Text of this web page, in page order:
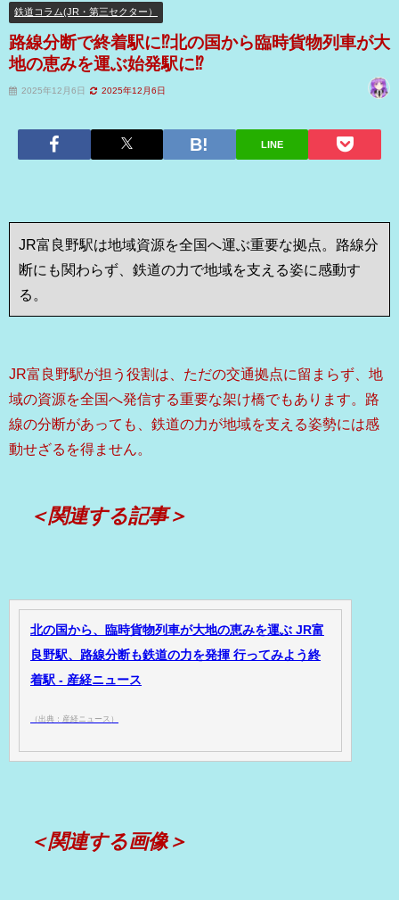
鉄道コラム(JR・第三セクター）
路線分断で終着駅に⁉北の国から臨時貨物列車が大
地の恵みを運ぶ始発駅に⁉
2025年12月6日 2025年12月6日
LINE
JR富良野駅は地域資源を全国へ運ぶ重要な拠点。路線分
断にも関わらず、鉄道の力で地域を支える姿に感動す
る。
JR富良野駅が担う役割は、ただの交通拠点に留まらず、地
域の資源を全国へ発信する重要な架け橋でもあります。路
線の分断があっても、鉄道の力が地域を支える姿勢には感
動せざるを得ません。
＜関連する記事＞
北の国から、臨時貨物列車が大地の恵みを運ぶ JR富
良野駅、路線分断も鉄道の力を発揮 行ってみよう終
着駅 - 産経ニュース
（出典：産経ニュース）
＜関連する画像＞